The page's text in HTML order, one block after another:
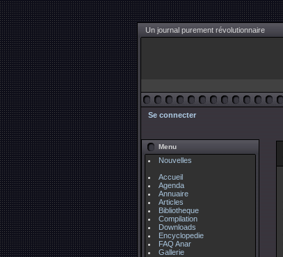
Un journal purement révolutionnaire
Se connecter
Menu
Nouvelles
Accueil
Agenda
Annuaire
Articles
Bibliotheque
Compilation
Downloads
Encyclopedie
FAQ Anar
Gallerie